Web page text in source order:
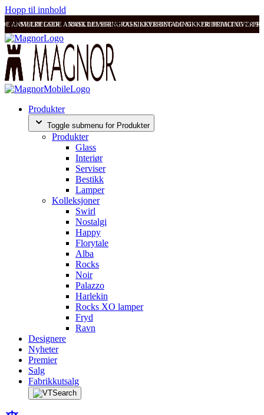
Hopp til innhold
ANMELDELSER RASK LEVERING OG SIKKER BETALING FRI FRAKT OVER
SVÆRT GODE ANMELDELSER RASK LEVERING OG SIKKER BETALING
Produkter
Toggle submenu for Produkter
Produkter
Glass
Interiør
Serviser
Bestikk
Lamper
Kolleksjoner
Swirl
Nostalgi
Happy
Florytale
Alba
Rocks
Noir
Palazzo
Harlekin
Rocks XO lamper
Fryd
Ravn
Designere
Nyheter
Premier
Salg
Fabrikkutsalg